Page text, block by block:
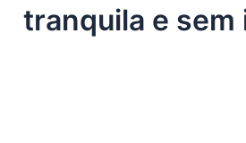
tranquila e